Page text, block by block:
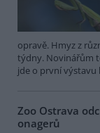
opravě. Hmyz z
týdny. Novinářům
jde o první výstavu
Zoo Ostrava
onagerů